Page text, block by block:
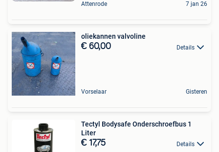
Attenrode 7 jan 26
oliekannen valvoline
€ 60,00 Details
Vorselaar Gisteren
Tectyl Bodysafe Onderschroefbus 1
Liter
€ 17,75 Details